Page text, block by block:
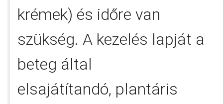
krémek) és időre van
szükség. A kezelés lapját a
beteg által
elsajátítandó, plantáris